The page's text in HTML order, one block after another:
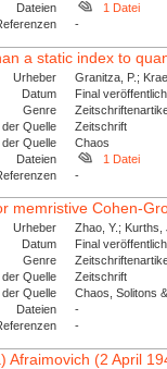
Dateien
1 Datei
-
a static index to
Urheber
Granitza, P.;
Datum
Final
Genre
Quelle
Zeitschrift
der Quelle
Chaos
Dateien
1 Datei
-
memristive Cohen-
Urheber
Zhao, Y.;
Datum
Final
Genre
Quelle
Zeitschrift
der Quelle
Chaos, Solitons
Dateien
-
-
Afraimovich (2 April